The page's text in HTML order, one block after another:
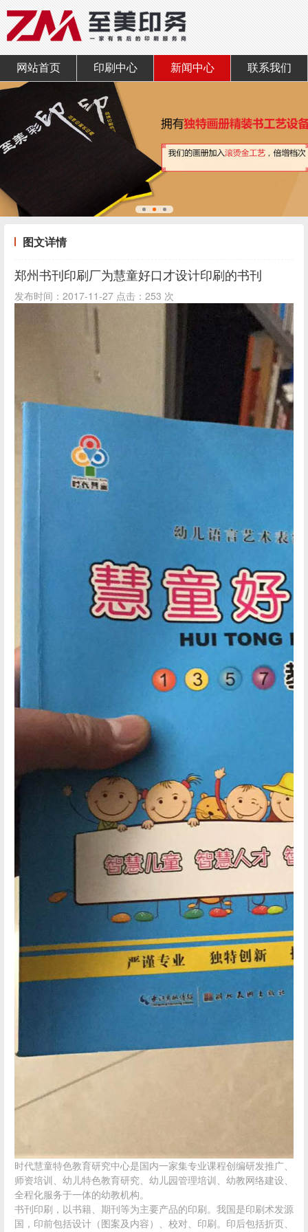
网站首页 印刷中心 新闻中心 联系我们
图文详情
郑州书刊印刷厂为慧童好口才设计印刷的书刊
发布时间：2017-11-27 点击：253 次
时代慧童特色教育研究中心是国内一家集专业课程创编研发推广、
师资培训、幼儿特色教育研究、幼儿园管理培训、幼教网络建设、
全程化服务于一体的幼教机构。
书刊印刷，以书籍、期刊等为主要产品的印刷。我国是印刷术发源
国，印前包括设计（图案及内容）、校对、印刷。印后包括折页、